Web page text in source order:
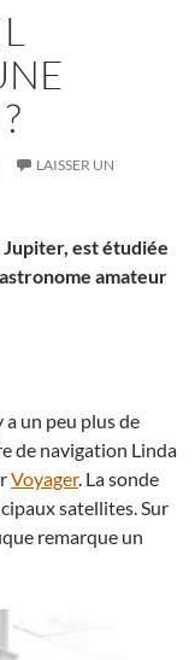
LAISSER UN
Jupiter, est étudiée
amateur
a un peu plus de
de navigation Linda
Voyager. La sonde
satellites. Sur
remarque un